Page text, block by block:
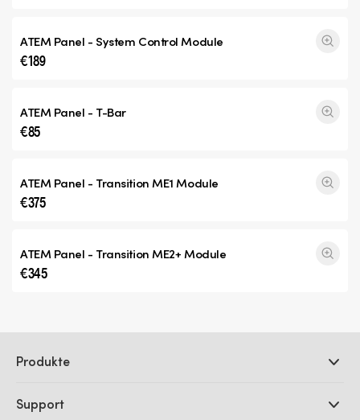
ATEM Panel - System Control Module
€189
ATEM Panel - T-Bar
€85
ATEM Panel - Transition ME1 Module
€375
ATEM Panel - Transition ME2+ Module
€345
Produkte
DaVinci Resolve und Fusion Software
Support